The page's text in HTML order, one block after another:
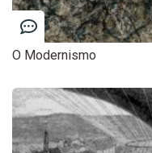
O Modernismo